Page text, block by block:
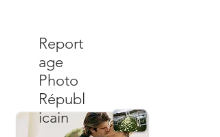
Report
age
Photo
Républ
icain